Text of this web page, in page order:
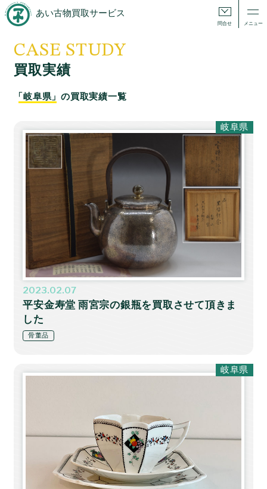
あい古物買取サービス
問合せ メニュー
CASE STUDY
買取実績
「岐阜県」の買取実績一覧
2023.02.07
平安金寿堂 雨宮宗の銀瓶を買取させて頂きま
した
骨董品
岐阜県
岐阜県